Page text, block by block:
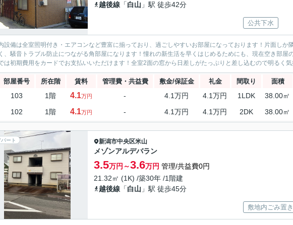
越後線 「白山 」駅 徒歩42分
公共下水
設備は全室照明付き・エアコンなど豊富に揃っており、過ごしやすいお部屋になっております！片面しか
、騒音トラブル防止につながる角部屋になります！憧れの新生活を早くはじめるためにも、現在空き部屋
は初期費用をカードでお支払いいただけます！全室2面の窓から日差しがたっぷりと差し込むので明るく
部屋番号 所在階 賃料 管理費・共益費 敷金/保証金 礼金 間取り 面積
103 1階 4.1万円 - 4.1万円 4.1万円 1LDK 38.00㎡
102 1階 4.1万円 - 4.1万円 4.1万円 2DK 38.00㎡
パート 新潟市中央区米山
メゾンアルデバラン
3.5万円～3.6万円 管理/共益費0円
21.32㎡ (1K) /築30年 /1階建
越後線 「白山 」駅 徒歩45分
敷地内ごみ置